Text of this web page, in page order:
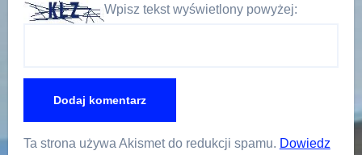
Wpisz tekst wyświetlony powyżej:
Ta strona używa Akismet do redukcji spamu. Dowiedz